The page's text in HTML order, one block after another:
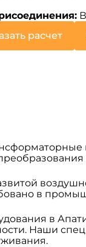
расчет
в
в
Наши